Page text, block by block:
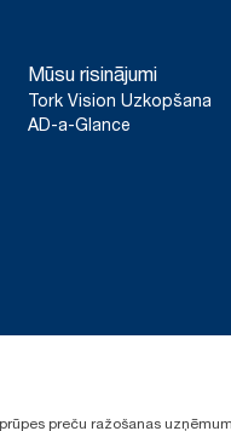
Mūsu risinājumi
Tork Vision Uzkopšana
AD-a-Glance
preču ražošanas